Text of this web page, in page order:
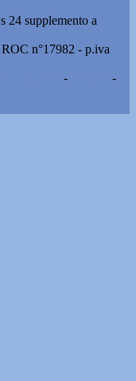
24 supplemento a
n°17982 - p.iva
-
-